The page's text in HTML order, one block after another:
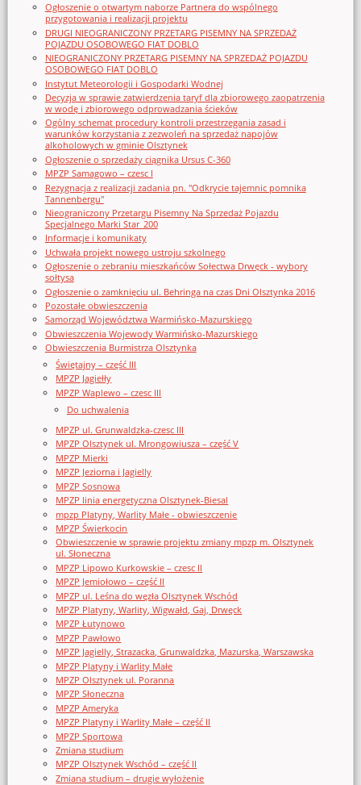
Ogłoszenie o otwartym naborze Partnera do wspólnego
przygotowania i realizacji projektu
DRUGI NIEOGRANICZONY PRZETARG PISEMNY NA SPRZEDAŻ
POJAZDU OSOBOWEGO FIAT DOBLO
NIEOGRANICZONY PRZETARG PISEMNY NA SPRZEDAŻ POJAZDU
OSOBOWEGO FIAT DOBLO
Instytut Meteorologii i Gospodarki Wodnej
Decyzja w sprawie zatwierdzenia taryf dla zbiorowego zaopatrzenia
w wodę i zbiorowego odprowadzania ścieków
Ogólny schemat procedury kontroli przestrzegania zasad i
warunków korzystania z zezwoleń na sprzedaż napojów
alkoholowych w gminie Olsztynek
Ogłoszenie o sprzedaży ciągnika Ursus C-360
MPZP Samagowo – czesc I
Rezygnacja z realizacji zadania pn. "Odkrycie tajemnic pomnika
Tannenbergu"
Nieograniczony Przetargu Pisemny Na Sprzedaż Pojazdu
Specjalnego Marki Star_200
Informacje i komunikaty
Uchwała projekt nowego ustroju szkolnego
Ogłoszenie o zebraniu mieszkańców Sołectwa Drwęck - wybory
sołtysa
Ogłoszenie o zamknięciu ul. Behringa na czas Dni Olsztynka 2016
Pozostałe obwieszczenia
Samorząd Województwa Warmińsko-Mazurskiego
Obwieszczenia Wojewody Warmińsko-Mazurskiego
Obwieszczenia Burmistrza Olsztynka
Świętajny – część III
MPZP Jagiełły
MPZP Waplewo – czesc III
Do uchwalenia
MPZP ul. Grunwaldzka-czesc III
MPZP Olsztynek ul. Mrongowiusza – część V
MPZP Mierki
MPZP Jeziorna i Jagielly
MPZP Sosnowa
MPZP linia energetyczna Olsztynek-Biesal
mpzp Platyny, Warlity Małe - obwieszczenie
MPZP Świerkocin
Obwieszczenie w sprawie projektu zmiany mpzp m. Olsztynek
ul. Słoneczna
MPZP Lipowo Kurkowskie – czesc II
MPZP Jemiołowo – część II
MPZP ul. Leśna do węzła Olsztynek Wschód
MPZP Platyny, Warlity, Wigwałd, Gaj, Drwęck
MPZP Łutynowo
MPZP Pawłowo
MPZP Jagielly, Strazacka, Grunwaldzka, Mazurska, Warszawska
MPZP Platyny i Warlity Małe
MPZP Olsztynek ul. Poranna
MPZP Słoneczna
MPZP Ameryka
MPZP Platyny i Warlity Małe – część II
MPZP Sportowa
Zmiana studium
MPZP Olsztynek Wschód – część II
Zmiana studium – drugie wyłożenie